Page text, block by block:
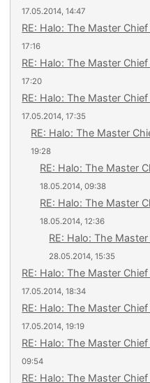
17.05.2014, 14:47
RE: Halo: The Master
17:16
RE: Halo: The Master
17:20
RE: Halo: The Master
17.05.2014, 17:35
RE: Halo: The Master
19:28
RE: Halo: The Master
18.05.2014, 09:38
RE: Halo: The Master
18.05.2014, 12:36
RE: Halo: The
28.05.2014, 15:35
RE: Halo: The Master
17.05.2014, 18:34
RE: Halo: The Master
17.05.2014, 19:19
RE: Halo: The Master
09:54
RE: Halo: The Master